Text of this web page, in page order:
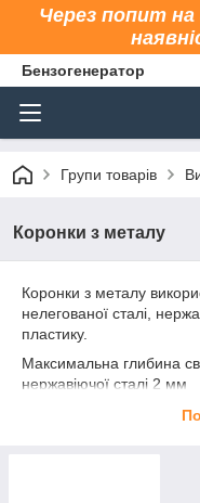
Через попит
Бензогенератор
Групи товарів
Коронки з металу
Коронки з металу
нелегованої сталі,
пластику.
Максимальна глибина
нержавіючої сталі 2 мм
Коронки виконані з